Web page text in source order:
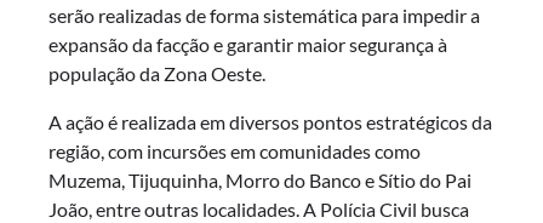
serão realizadas de forma sistemática para impedir a
expansão da facção e garantir maior segurança à
população da Zona Oeste.
A ação é realizada em diversos pontos estratégicos da
região, com incursões em comunidades como
Muzema, Tijuquinha, Morro do Banco e Sítio do Pai
João, entre outras localidades. A Polícia Civil busca